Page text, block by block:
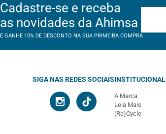
Cadastre-se e receba
as novidades da Ahimsa
E GANHE 10% DE DESCONTO NA SUA PRIMEIRA COMPRA
SIGA NAS REDES SOCIAISINSTITUCIONAL
A Marca
Leia Mais
(Re)Cycle